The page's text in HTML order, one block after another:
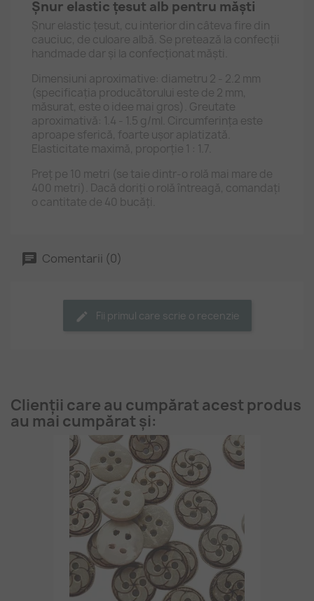
Șnur elastic țesut alb pentru măști
Șnur elastic țesut, cu interior din câteva fire din
cauciuc, de culoare albă. Se pretează la confecții
handmade dar și la confecționat măști.
Dimensiuni aproximative: diametru 2 - 2.2 mm
(specificația producătorului este de 2 mm,
măsurat, este o idee mai gros). Greutate
aproximativă: 1.4 - 1.5 g/ml. Circumferința este
aproape sferică, foarte ușor aplatizată.
Elasticitate maximă, proporție 1 : 1.7.
Preț pe 10 metri (se taie dintr-o rolă mai mare de
400 metri). Dacă doriți o rolă întreagă, comandați
o cantitate de 40 bucăți.
Comentarii (0)
Fii primul care scrie o recenzie
Clienții care au cumpărat acest produs
au mai cumpărat și: